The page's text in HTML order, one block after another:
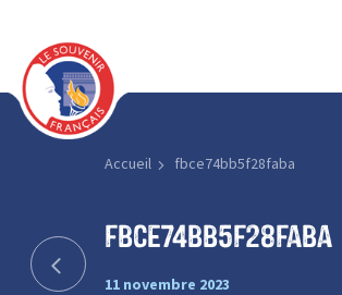
Accueil fbce74bb5f28faba
fbce74bb5f28faba
11 novembre 2023